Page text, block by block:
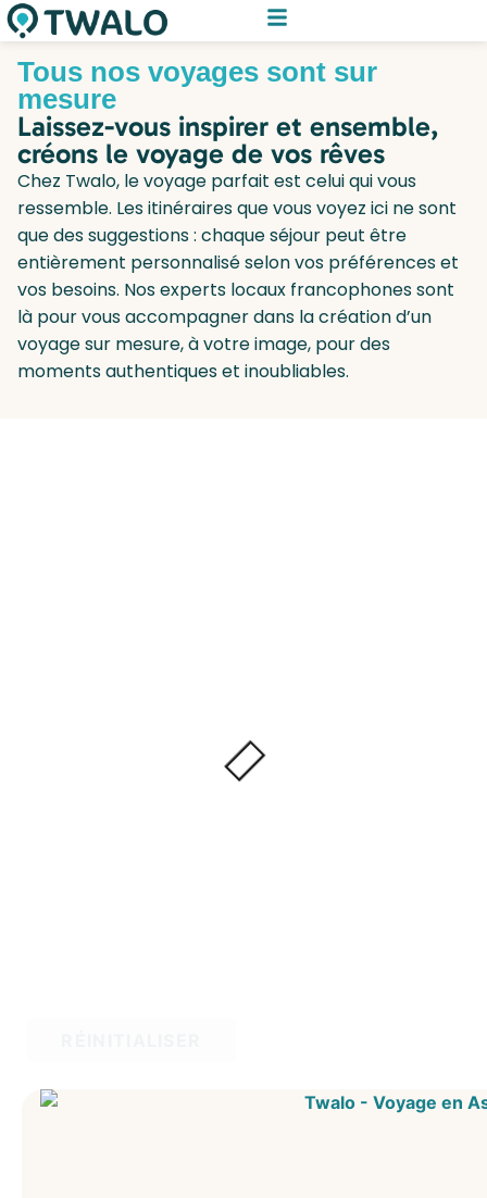
Tous nos voyages sont sur
mesure
Laissez-vous inspirer et ensemble,
créons le voyage de vos rêves
Chez Twalo, le voyage parfait est celui qui vous
ressemble. Les itinéraires que vous voyez ici ne sont
que des suggestions : chaque séjour peut être
entièrement personnalisé selon vos préférences et
vos besoins. Nos experts locaux francophones sont
là pour vous accompagner dans la création d’un
voyage sur mesure, à votre image, pour des
moments authentiques et inoubliables.